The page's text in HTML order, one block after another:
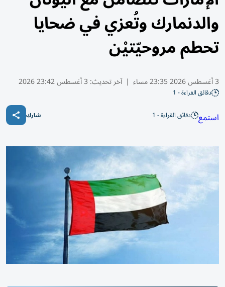
والدنمارك وتُعزي في ضحايا
تحطم مروحيّتيْن
3 أغسطس 2026 23:35 مساء | آخر تحديث: 3 أغسطس 23:42 2026
دقائق القراءة - 1
استمع دقائق القراءة - 1 شارك